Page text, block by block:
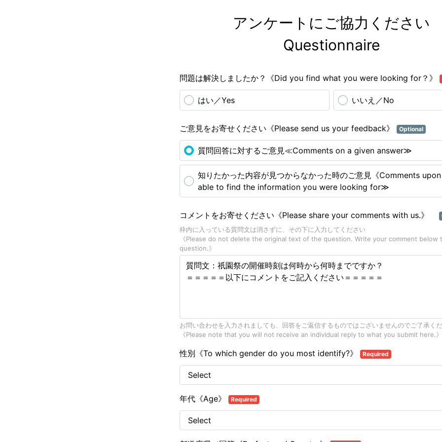
アンケートにご協力ください
Questionnaire
問題は解決しましたか？《Did you find what you were looking for？》
はい／Yes いいえ／No
ご意見をお寄せください《Please send us your feedback》 Optional
質問回答に対するご意見≪Comments on a given answer≫
知りたかった内容が見つからなかった時のご意見《Comments
able to find the information you were looking for≫
コメントをお寄せください《Please share your comments with us.》
枠内に入っている質問文は消さずに、その下に入力してください
《Please do not delete the original text of the question. Write your comment below
question.》
お問い合わせを入力されましても、回答をご返信するものではございませんのでご了承くだ
《Please note that you will not receive an individual reply to what you submit here.》
性別《To which gender do you most identify?》 Required
年代《Age》 Required